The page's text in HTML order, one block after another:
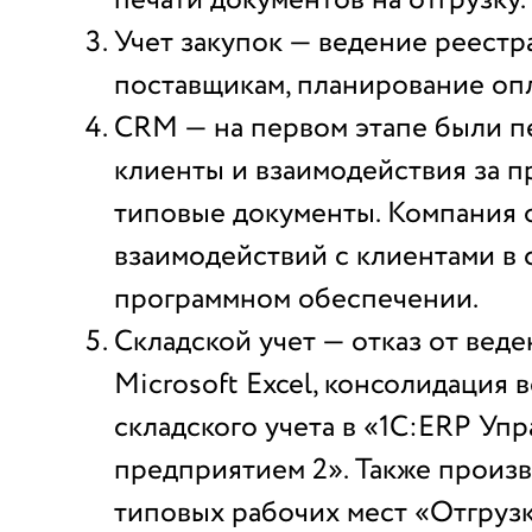
Учет закупок — ведение
поставщикам, планирование
CRM — на первом этапе были
клиенты и взаимодействия за
типовые документы. Компания
взаимодействий с клиентами
программном обеспечении.
Складской учет — отказ от
Microsoft Excel, консолидация
складского учета в «1С:ERP
предприятием 2». Также
типовых рабочих мест